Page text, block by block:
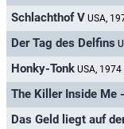
Schlachthof V USA,
Der Tag des Delfins
Honky-Tonk USA, 1974
The Killer Inside Me
Das Geld liegt auf